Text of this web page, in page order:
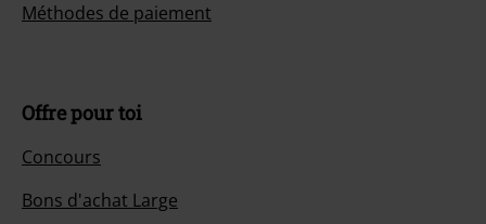
Méthodes de paiement
Offre pour toi
Concours
Bons d'achat Large